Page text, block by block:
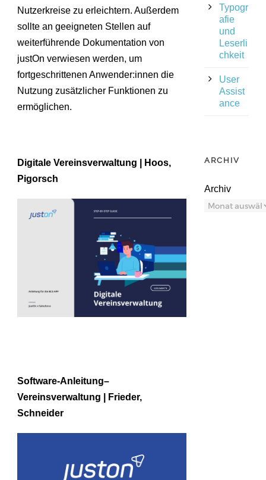
Nutzerkreise zu erleichtern. Außerdem
sollte an geeigneten Stellen auf
weiterführende Dokumentation von
justOn verwiesen werden, um
fortgeschrittenen Anwender:innen die
Nutzung zusätzlicher Funktionen zu
ermöglichen.
Digitale Vereinsverwaltung | Hoos,
Pigorsch
Software-Anleitung–
Vereinsverwaltung | Frieder,
Schneider
Typogr
afie
und
Leserli
chkeit
User
Assist
ance
ARCHIV
Archiv